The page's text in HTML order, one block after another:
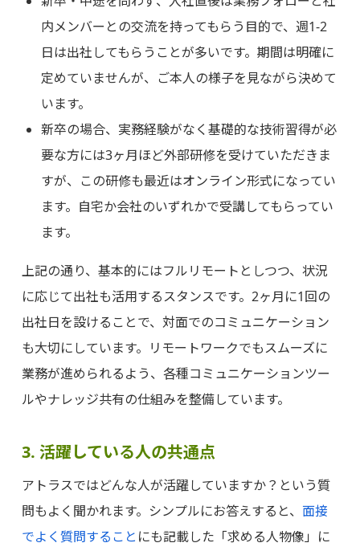
内メンバーとの交流を持ってもらう目的で、週1-2
日は出社してもらうことが多いです。期間は明確に
定めていませんが、ご本人の様子を見ながら決めて
います。
新卒の場合、実務経験がなく基礎的な技術習得が必
要な方には3ヶ月ほど外部研修を受けていただきま
すが、この研修も最近はオンライン形式になってい
ます。自宅か会社のいずれかで受講してもらってい
ます。
上記の通り、基本的にはフルリモートとしつつ、状況
に応じて出社も活用するスタンスです。2ヶ月に1回の
出社日を設けることで、対面でのコミュニケーション
も大切にしています。リモートワークでもスムーズに
業務が進められるよう、各種コミュニケーションツー
ルやナレッジ共有の仕組みを整備しています。
3. 活躍している人の共通点
アトラスではどんな人が活躍していますか？という質
問もよく聞かれます。シンプルにお答えすると、 面接
でよく質問すること にも記載した「求める人物像」に